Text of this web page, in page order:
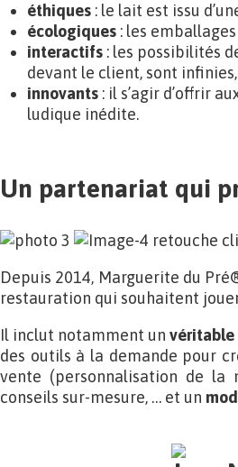
éthiques : le lait est issu
écologiques : les
interactifs : les possibilités
devant le client, sont infinies,
innovants : il s’agir d’offrir
ludique inédite.
Un partenariat qui
Depuis 2014, Marguerite du
restauration qui souhaitent
Il inclut notamment unvéritable
des outils à la demande pour
vente (personnalisation de la
conseils sur-mesure, … et un